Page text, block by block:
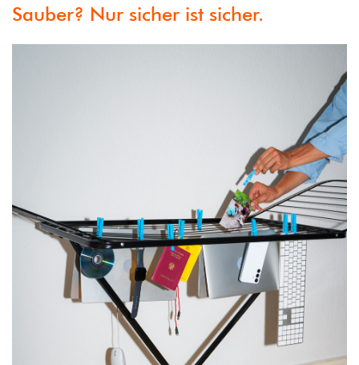
Sauber? Nur sicher ist sicher.